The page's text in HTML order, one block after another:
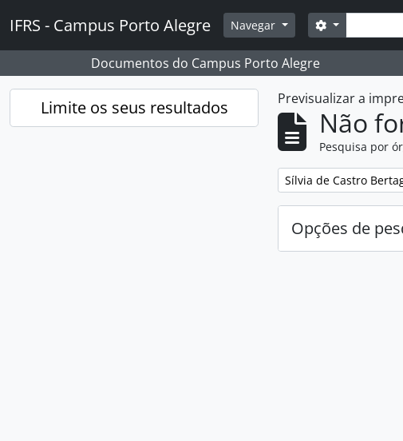
IFRS - Campus Porto Alegre Navegar Pesquisar
Opções de
Documentos do Campus Porto Alegre
Limite os seus resultados Previsualizar a
Não
Pesquisa por
Remover filtro:
Sílvia de Castro
Opções de